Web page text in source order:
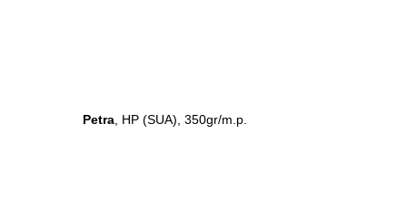
Petra, HP (SUA), 350gr/m.p.